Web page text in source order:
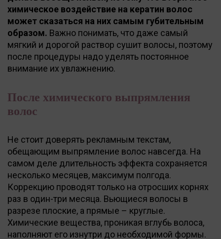
химическое воздействие на кератин волос
может сказаться на них самым губительным
образом. Важно понимать, что даже самый
мягкий и дорогой раствор сушит волосы, поэтому
после процедуры надо уделять постоянное
внимание их увлажнению.
После химического выпрямления
волос
Не стоит доверять рекламным текстам,
обещающим выпрямление волос навсегда. На
самом деле длительность эффекта сохраняется
несколько месяцев, максимум полгода.
Коррекцию проводят только на отросших корнях
раз в один-три месяца. Вьющиеся волосы в
разрезе плоские, а прямые – круглые.
Химические вещества, проникая вглубь волоса,
наполняют его изнутри до необходимой формы.